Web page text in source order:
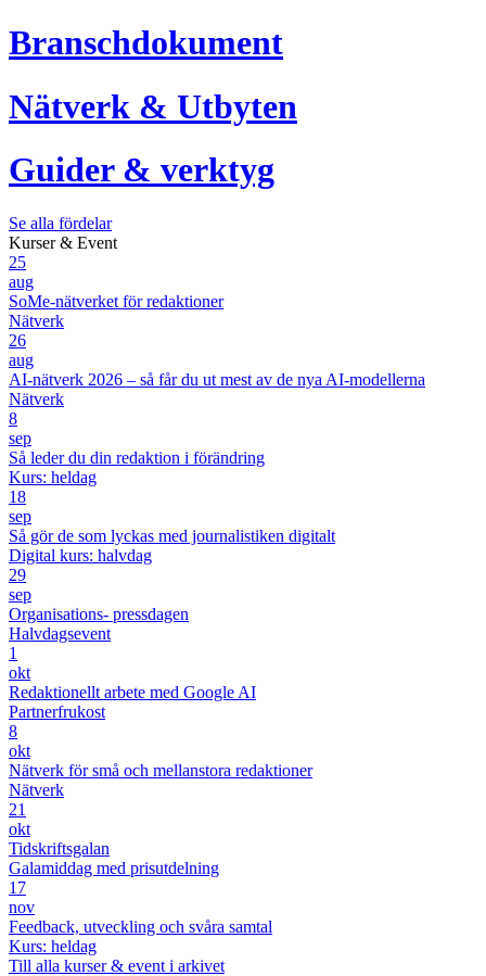
Branschdokument
Nätverk & Utbyten
Guider & verktyg
Se alla fördelar
Kurser & Event
25
aug
SoMe-nätverket för redaktioner
Nätverk
26
aug
AI-nätverk 2026 – så får du ut mest av de nya AI-modellerna
Nätverk
8
sep
Så leder du din redaktion i förändring
Kurs: heldag
18
sep
Så gör de som lyckas med journalistiken digitalt
Digital kurs: halvdag
29
sep
Organisations- pressdagen
Halvdagsevent
1
okt
Redaktionellt arbete med Google AI
Partnerfrukost
8
okt
Nätverk för små och mellanstora redaktioner
Nätverk
21
okt
Tidskriftsgalan
Galamiddag med prisutdelning
17
nov
Feedback, utveckling och svåra samtal
Kurs: heldag
Till alla kurser & event i arkivet